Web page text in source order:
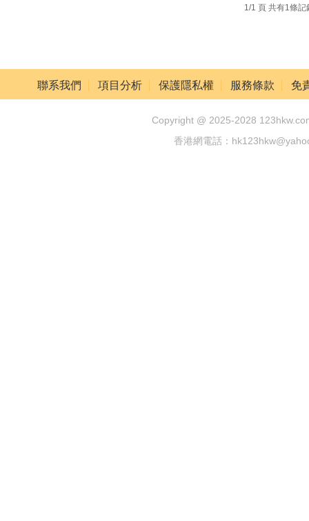
1/1 頁 共有1條
聯系我們 項目分析 保護隱私權 服務條款 免
Copyright @ 2025-2028
香港網電話：